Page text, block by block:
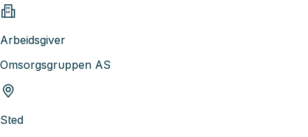
Arbeidsgiver
Omsorgsgruppen AS
Sted